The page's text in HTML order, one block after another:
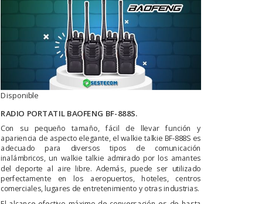
Disponible
RADIO PORTATIL BAOFENG BF-888S.
Con su pequeño tamaño, fácil de llevar función y
apariencia de aspecto elegante, el walkie talkie BF-888S es
adecuado para diversos tipos de comunicación
inalámbricos, un walkie talkie admirado por los amantes
del deporte al aire libre. Además, puede ser utilizado
perfectamente en los aeropuertos, hoteles, centros
comerciales, lugares de entretenimiento y otras industrias.